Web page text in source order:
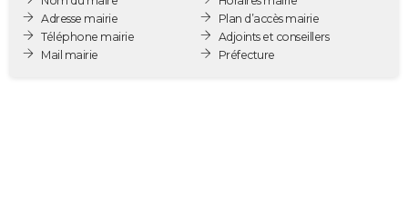
Destinations
City break
Voyage nature
Voyage de noces
Forum
Climat
PHOTO
GUIDES D'ACHAT
Adresse mairie
Téléphone mairie
Mail mairie
Plan d’accès mairie
Adjoints et conseillers
Préfecture